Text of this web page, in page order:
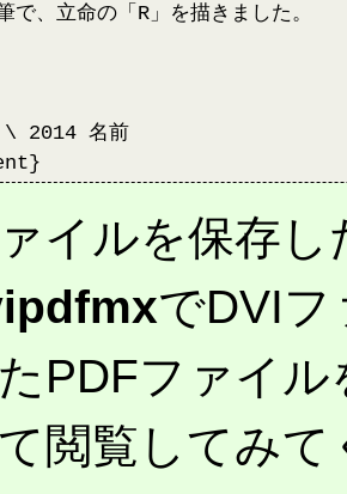
で、立命の「R」を描きました。
2014 名前
ァイルを保存
でDVIフ
PDFファイル
閲覧してみて